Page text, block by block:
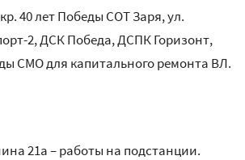
40 лет Победы СОТ Заря, ул.
2, ДСК Победа, ДСПК Горизонт,
СМО для капитального ремонта ВЛ.
21а – работы на подстанции.